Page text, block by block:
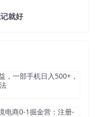
就好
，一部手机日入500+，
电商0-1掘金营：注册-